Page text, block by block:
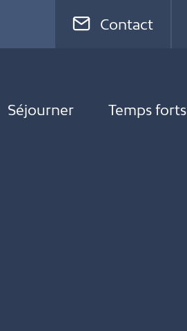
Contact
Séjourner Temps forts